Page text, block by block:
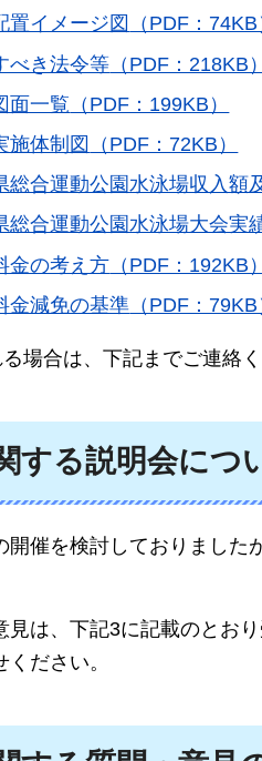
置イメージ図
（PDF：74KB
べき法令等 （PDF：218KB）
面一覧 （PDF：199KB）
施体制図
（PDF：72KB）
総合運動公園水泳場収入額
総合運動公園水泳場大会実
金の考え方 （PDF：192KB）
金減免の基準 （PDF：79KB
場合は、下記までご連絡く
する説明会につ
催を検討しておりました
は、下記3に記載のとお
ださい。